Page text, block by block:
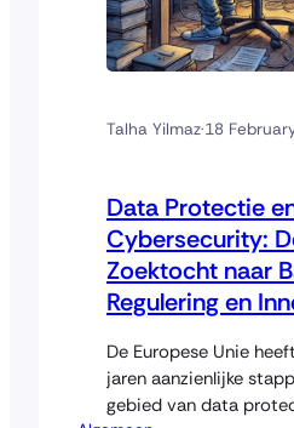
Talha Yilmaz·18
Data Protectie
Cybersecurity:
Zoektocht naar
Regulering en
De Europese Unie
jaren aanzienlijke
gebied van data